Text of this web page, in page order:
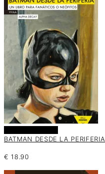
BATMAN DESDE LA PERIFERIA
€ 18.90